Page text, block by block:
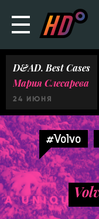
D&AD. Best Cases
Мария Слесарева
24 ИЮНЯ
#Volvo